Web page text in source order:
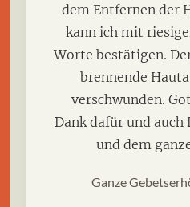
dem Entfernen der
kann ich mit
Worte bestätigen.
brennende
verschwunden.
Dank dafür und auch
und dem
Ganze